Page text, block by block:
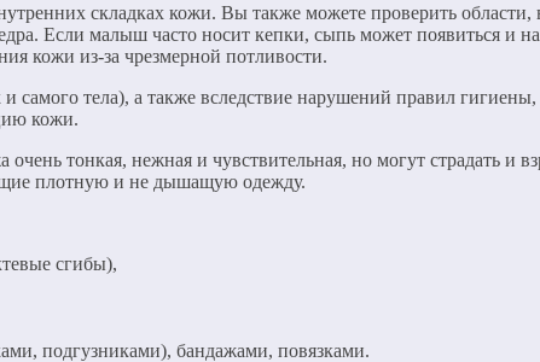
складках кожи. Вы также можете проверить
Если малыш часто носит кепки, сыпь может появиться и
кожи из-за чрезмерной потливости.
тела), а также вследствие нарушений правил гигиены,
кожи.
тонкая, нежная и чувствительная, но могут страдать и
плотную и не дышащую одежду.
сгибы),
подгузниками), бандажами, повязками.